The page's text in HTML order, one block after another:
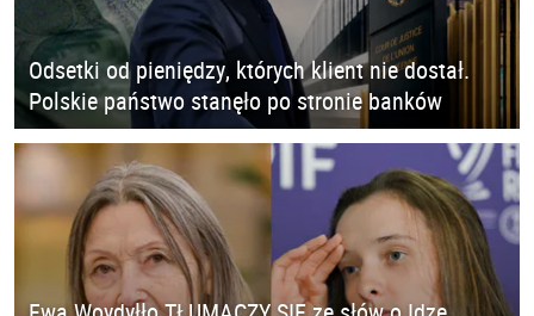
Odsetki od pieniędzy, których klient nie dostał.
Polskie państwo stanęło po stronie banków